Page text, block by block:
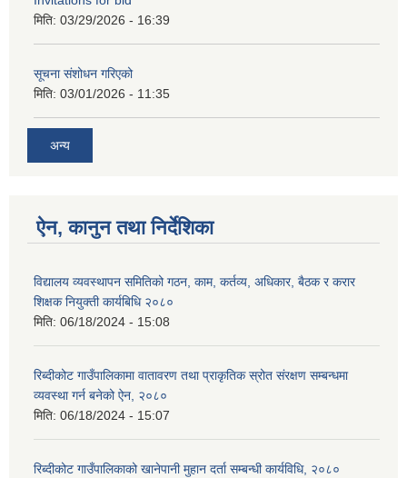
मिति: 03/29/2026 - 16:39
सूचना संशोधन गरिएको
मिति: 03/01/2026 - 11:35
अन्य
ऐन, कानुन तथा निर्देशिका
विद्यालय व्यवस्थापन समितिको गठन, काम, कर्तव्य, अधिकार, बैठक र करार
शिक्षक नियुक्ती कार्यबिधि २०८०
मिति: 06/18/2024 - 15:08
रिब्दीकोट गाउँपालिकामा वातावरण तथा प्राकृतिक स्रोत संरक्षण सम्बन्धमा
व्यवस्था गर्न बनेको ऐन, २०८०
मिति: 06/18/2024 - 15:07
रिब्दीकोट गाउँपालिकाको खानेपानी मुहान दर्ता सम्बन्धी कार्यविधि, २०८०